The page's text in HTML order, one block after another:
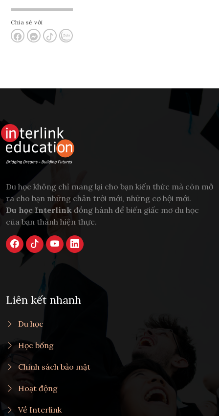
Chia sẻ với
Du học không chỉ mang lại cho bạn kiến thức mà còn mở
ra cho bạn những chân trời mới, những cơ hội mới.
Du học Interlink đồng hành để biến giấc mơ du học
của bạn thành hiện thực.
Liên kết nhanh
Du học
Học bổng
Chính sách bảo mật
Hoạt động
Về Interlink